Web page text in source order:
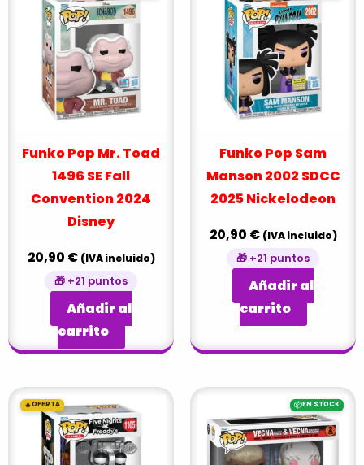
Funko Pop Mr. Toad
1496 SE Fall
Convention 2024
Disney
20,90 € (IVA incluido)
🎁 +21 puntos
Añadir al
carrito
Funko Pop Sam
Manson 2002 SDCC
2025 Nickelodeon
20,90 € (IVA incluido)
🎁 +21 puntos
Añadir al
carrito
🔥OFERTA
El
precio
original
era:
25,90 €.
El
precio
actual
es:
23,90 €.
📦EN STOCK